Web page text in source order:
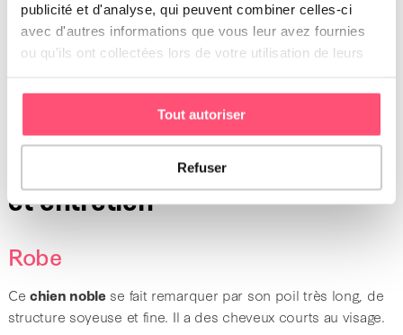
publicité et d'analyse, qui peuvent combiner celles-ci
avec d'autres informations que vous leur avez fournies
ou qu'ils ont collectées lors de votre utilisation de leurs
Tout autoriser
Refuser
Ce chien est plein de noblesse et est élancé. Il séduit par
son cou fort, son dos musclé, long et droit. Il a le rein court
et large, les hanches bien écartées et la croupe légèrement
sont bien cintrées et sa poitrine descend parfaitement.
Lévrier afghan : robe, couleur
et entretien
Robe
Cechien noblese fait remarquer par son poil très long, de
structure soyeuse et fine. Il a des cheveux courts au visage.